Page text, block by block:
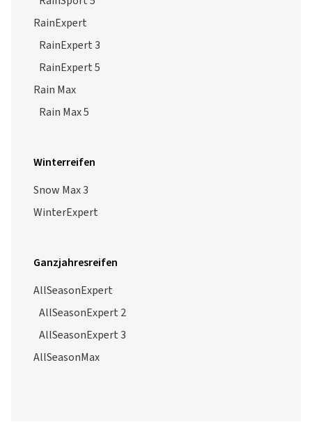
RainExpert
RainExpert 3
RainExpert 5
Rain Max
Rain Max 5
Winterreifen
Snow Max 3
WinterExpert
Ganzjahresreifen
AllSeasonExpert
AllSeasonExpert 2
AllSeasonExpert 3
AllSeasonMax